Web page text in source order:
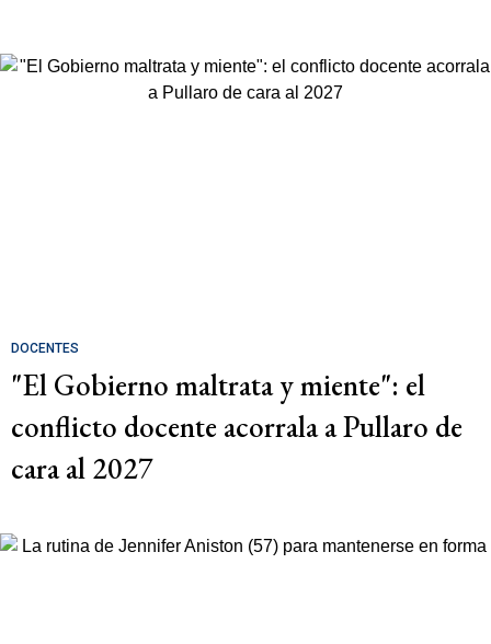
DOCENTES
"El Gobierno maltrata y miente": el
conflicto docente acorrala a Pullaro de
cara al 2027